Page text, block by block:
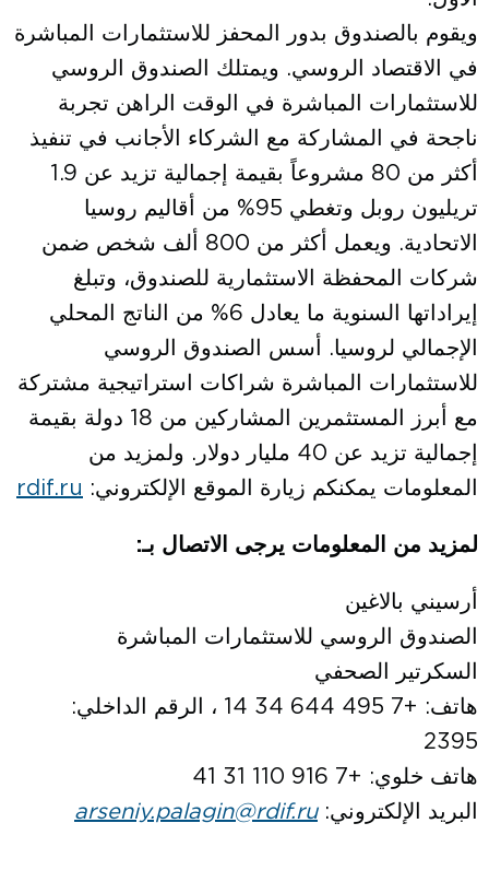
ويقوم بالصندوق بدور المحفز للاستثمارات المباشرة
في الاقتصاد الروسي. ويمتلك الصندوق الروسي
للاستثمارات المباشرة في الوقت الراهن تجربة
ناجحة في المشاركة مع الشركاء الأجانب في تنفيذ
أكثر من 80 مشروعاً بقيمة إجمالية تزيد عن 1.9
تريليون روبل وتغطي 95% من أقاليم روسيا
الاتحادية. ويعمل أكثر من 800 ألف شخص ضمن
شركات المحفظة الاستثمارية للصندوق، وتبلغ
إيراداتها السنوية ما يعادل 6% من الناتج المحلي
الإجمالي لروسيا. أسس الصندوق الروسي
للاستثمارات المباشرة شراكات استراتيجية مشتركة
مع أبرز المستثمرين المشاركين من 18 دولة بقيمة
إجمالية تزيد عن 40 مليار دولار. ولمزيد من
المعلومات يمكنكم زيارة الموقع الإلكتروني: rdif.ru
لمزيد من المعلومات يرجى الاتصال بـ:
أرسيني بالاغين
الصندوق الروسي للاستثمارات المباشرة
السكرتير الصحفي
هاتف: +7 495 644 34 14 ، الرقم الداخلي:
2395
هاتف خلوي: +7 916 110 31 41
البريد الإلكتروني:arseniy.palagin@rdif.ru